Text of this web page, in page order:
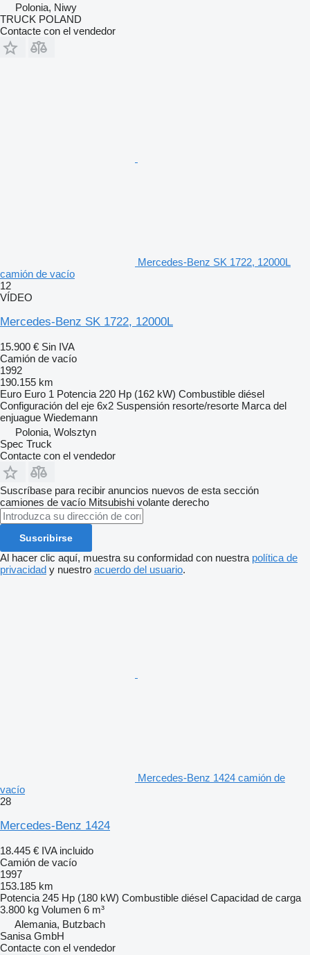
Polonia, Niwy
TRUCK POLAND
Contacte con el vendedor
Mercedes-Benz SK 1722, 12000L
camión de vacío
12
VÍDEO
Mercedes-Benz SK 1722, 12000L
15.900 € Sin IVA
Camión de vacío
1992
190.155 km
Euro Euro 1 Potencia 220 Hp (162 kW) Combustible diésel
Configuración del eje 6x2 Suspensión resorte/resorte Marca del
enjuague Wiedemann
Polonia, Wolsztyn
Spec Truck
Contacte con el vendedor
Suscríbase para recibir anuncios nuevos de esta sección
camiones de vacío Mitsubishi volante derecho
Suscribirse
Al hacer clic aquí, muestra su conformidad con nuestra política de
privacidad y nuestro acuerdo del usuario.
Mercedes-Benz 1424 camión de
vacío
28
Mercedes-Benz 1424
18.445 € IVA incluido
Camión de vacío
1997
153.185 km
Potencia 245 Hp (180 kW) Combustible diésel Capacidad de carga
3.800 kg Volumen 6 m³
Alemania, Butzbach
Sanisa GmbH
Contacte con el vendedor